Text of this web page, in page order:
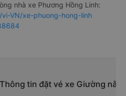
nhà xe Phương Hồng Linh:
VN/xe-phuong-hong-linh
Thông tin đặt vé xe Giường